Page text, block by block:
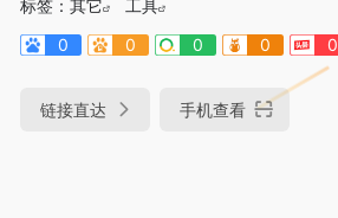
标签： 其它
工具
0
0 0 0 0
链接直达 手机查看